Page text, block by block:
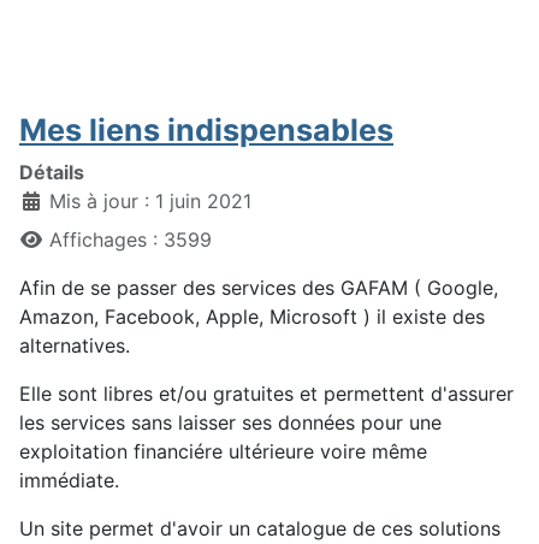
Mes liens indispensables
Détails
Mis à jour : 1 juin 2021
Affichages : 3599
Afin de se passer des services des GAFAM ( Google,
Amazon, Facebook, Apple, Microsoft ) il existe des
alternatives.
Elle sont libres et/ou gratuites et permettent d'assurer
les services sans laisser ses données pour une
exploitation financiére ultérieure voire même
immédiate.
Un site permet d'avoir un catalogue de ces solutions